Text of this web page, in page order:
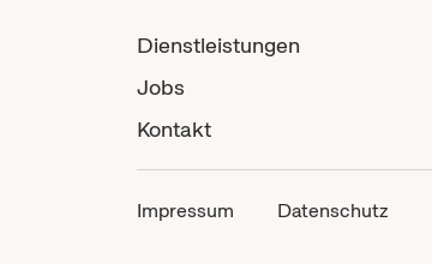
Dienstleistungen
Jobs
Kontakt
Impressum Datenschutz